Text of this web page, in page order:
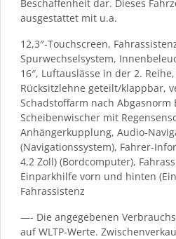
Beschaffenheit dar. Dieses
ausgestattet mit u.a.
12,3″-Touchscreen,
Spurwechselsystem,
16″, Luftauslässe in der 2.
Rücksitzlehne geteilt/klappbar,
Schadstoffarm nach Abgasnorm
Scheibenwischer mit
Anhängerkupplung, Audio-
(Navigationssystem), Fahrer-
4,2 Zoll) (Bordcomputer),
Einparkhilfe vorn und hinten
Fahrassistenz
—- Die angegebenen
auf WLTP-Werte.